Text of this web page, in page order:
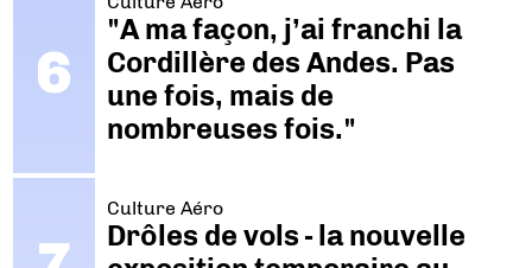
"A ma façon, j’ai franchi la
Cordillère des Andes. Pas
une fois, mais de
nombreuses fois."
Culture Aéro
Drôles de vols - la nouvelle